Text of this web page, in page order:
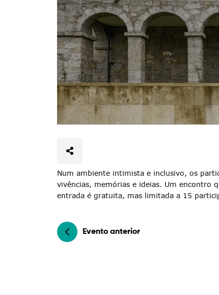
Num ambiente intimista e inclusivo, os
vivências, memórias e ideias. Um encontro
entrada é gratuita, mas limitada a 15
Evento anterior